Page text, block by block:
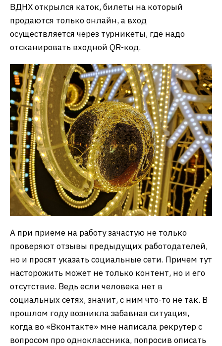
ВДНХ открылся каток, билеты на который
продаются только онлайн, а вход
осуществляется через турникеты, где надо
отсканировать входной QR-код.
А при приеме на работу зачастую не только
проверяют отзывы предыдущих работодателей,
но и просят указать социальные сети. Причем тут
насторожить может не только контент, но и его
отсутствие. Ведь если человека нет в
социальных сетях, значит, с ним что-то не так. В
прошлом году возникла забавная ситуация,
когда во «Вконтакте» мне написала рекрутер с
вопросом про одноклассника, попросив описать